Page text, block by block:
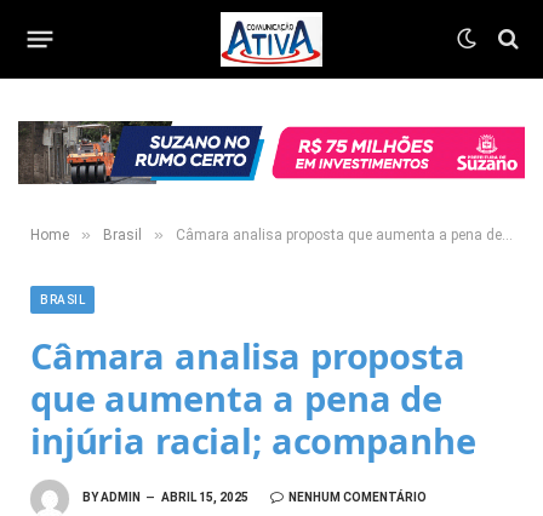
Home » Brasil » Câmara analisa proposta que aumenta a pena de injúria racial; acompanhe
BRASIL
Câmara analisa proposta
que aumenta a pena de
injúria racial; acompanhe
BYADMIN ABRIL 15, 2025 NENHUM COMENTÁRIO